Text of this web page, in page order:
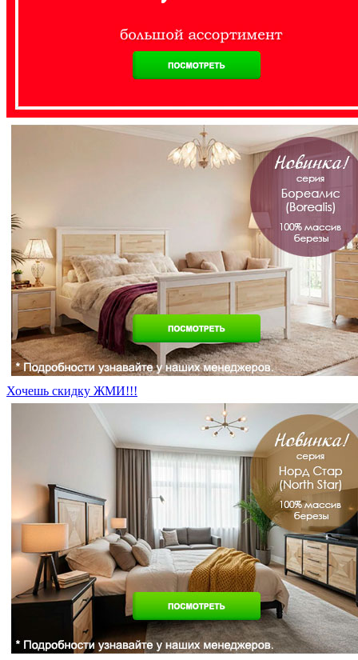
Хочешь скидку ЖМИ!!!